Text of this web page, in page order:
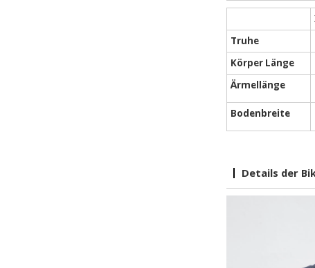
Truhe
Körper Länge
Ärmellänge
Bodenbreite
Details der